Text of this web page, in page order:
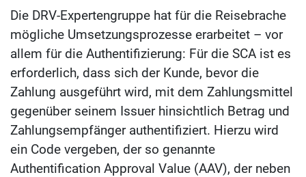
Die DRV-Expertengruppe hat für die Reisebrache
mögliche Umsetzungsprozesse erarbeitet – vor
allem für die Authentifizierung: Für die SCA ist es
erforderlich, dass sich der Kunde, bevor die
Zahlung ausgeführt wird, mit dem Zahlungsmittel
gegenüber seinem Issuer hinsichtlich Betrag und
Zahlungsempfänger authentifiziert. Hierzu wird
ein Code vergeben, der so genannte
Authentification Approval Value (AAV), der neben